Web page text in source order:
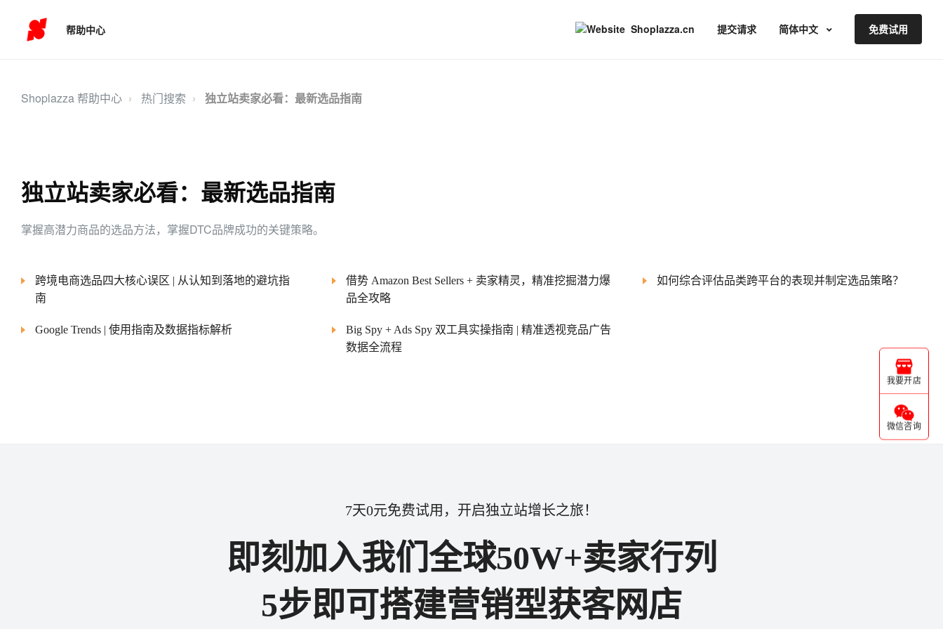
帮助中心 Shoplazza.cn 提交请求 简体中文 免费试用
Shoplazza 帮助中心 热门搜索 独立站卖家必看：最新选品指南
独立站卖家必看：最新选品指南
掌握高潜力商品的选品方法，掌握DTC品牌成功的关键策略。
跨境电商选品四大核心误区 | 从认知到落地的避坑指
南
Google Trends | 使用指南及数据指标解析
借势 Amazon Best Sellers + 卖家精灵，精准挖掘潜力爆
品全攻略
Big Spy + Ads Spy 双工具实操指南 | 精准透视竞品广告
数据全流程
如何综合评估品类跨平台的表现并制定选品策略？
我要开店
微信咨询
7天0元免费试用，开启独立站增长之旅！
即刻加入我们全球50W+卖家行列
5步即可搭建营销型获客网店